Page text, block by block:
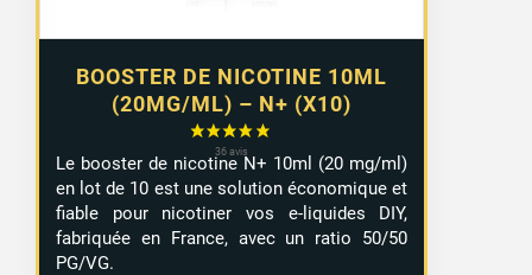
BOOSTER DE NICOTINE 10ML
(20MG/ML) – N+ (X10)
Le booster de nicotine N+ 10ml (20 mg/ml)
en lot de 10 est une solution économique et
fiable pour nicotiner vos e-liquides DIY,
fabriquée en France, avec un ratio 50/50
PG/VG.